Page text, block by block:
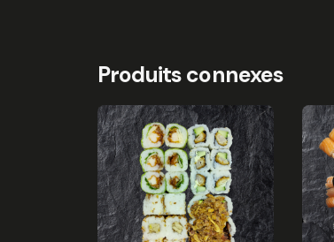
Produits connexes